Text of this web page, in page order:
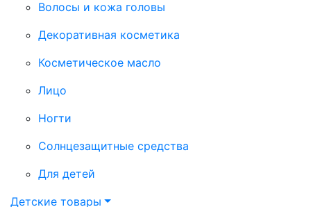
Волосы и кожа головы
Декоративная косметика
Косметическое масло
Лицо
Ногти
Солнцезащитные средства
Для детей
Детские товары